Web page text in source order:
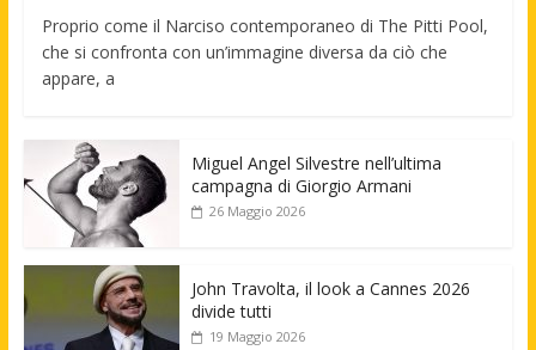
Proprio come il Narciso contemporaneo di The Pitti Pool,
che si confronta con un’immagine diversa da ciò che
appare, a
Miguel Angel Silvestre nell’ultima
campagna di Giorgio Armani
26 Maggio 2026
John Travolta, il look a Cannes 2026
divide tutti
19 Maggio 2026